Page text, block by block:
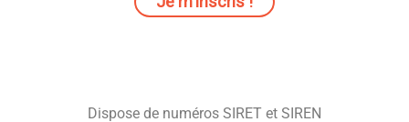
Dispose de numéros SIRET et SIREN